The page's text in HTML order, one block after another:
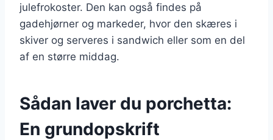
julefrokoster. Den kan også findes på
gadehjørner og markeder, hvor den skæres i
skiver og serveres i sandwich eller som en del
af en større middag.
Sådan laver du porchetta:
En grundopskrift